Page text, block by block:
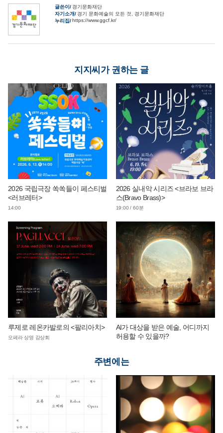
글쓴이
경기문화재단
자기소개
경기 문화예술의 모든 것, 경기문화재단
누리집 https://www.ggcf.kr/
지지씨가 권하는 글
2026 국립극장 쏙쏙들이 페스티벌
<러브레터>
14:00
2026 실내악 시리즈 <브라보 브라
스(Bravo Brass)>
19:00 / 60분
루제로 레온카발로의 <팔리아치>
오페라 상영 감상회
AI가 대상을 받은 예술, 어디까지
허용할 수 있을까?
주변에는